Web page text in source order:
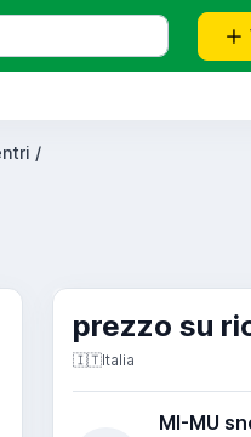
/
prezzo su
🇮🇹Italia
MI-MU